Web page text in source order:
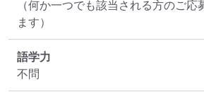
（何か一つでも該当される方のご応
ます）
語学力
不問